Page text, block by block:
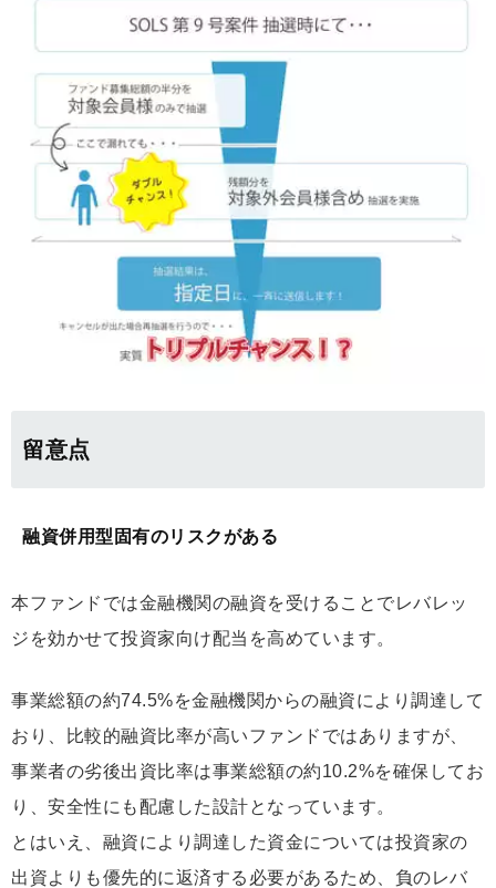
留意点
融資併用型固有のリスクがある
本ファンドでは金融機関の融資を受けることでレバレッ
ジを効かせて投資家向け配当を高めています。
事業総額の約74.5%を金融機関からの融資により調達して
おり、比較的融資比率が高いファンドではありますが、
事業者の劣後出資比率は事業総額の約10.2%を確保してお
り、安全性にも配慮した設計となっています。
とはいえ、融資により調達した資金については投資家の
出資よりも優先的に返済する必要があるため、負のレバ